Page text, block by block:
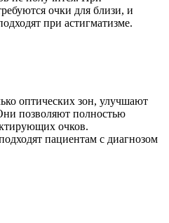
очки для близи, и
при астигматизме.
оптических зон, улучшают
позволяют полностью
очков.
пациентам с диагнозом